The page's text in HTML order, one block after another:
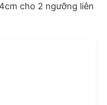
cho 2 ngưỡng liên